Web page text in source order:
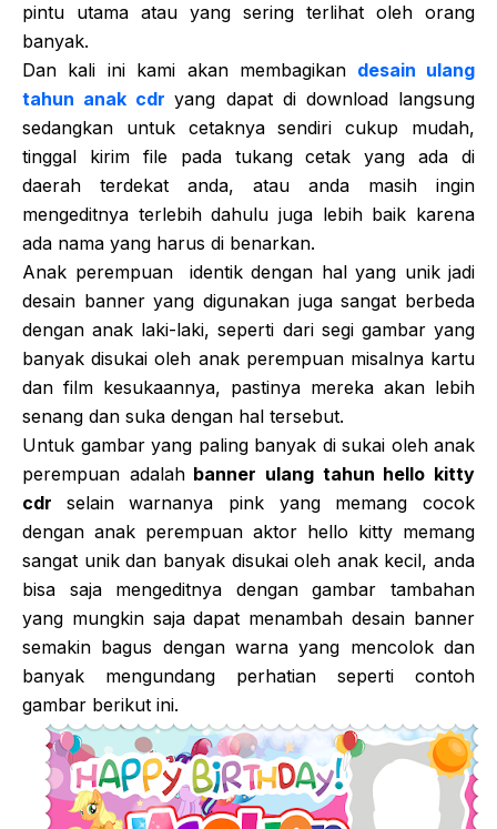
pintu utama atau yang sering terlihat oleh orang
banyak.
Dan kali ini kami akan membagikan desain ulang
tahun anak cdr yang dapat di download langsung
sedangkan untuk cetaknya sendiri cukup mudah,
tinggal kirim file pada tukang cetak yang ada di
daerah terdekat anda, atau anda masih ingin
mengeditnya terlebih dahulu juga lebih baik karena
ada nama yang harus di benarkan.
Anak perempuan identik dengan hal yang unik jadi
desain banner yang digunakan juga sangat berbeda
dengan anak laki-laki, seperti dari segi gambar yang
banyak disukai oleh anak perempuan misalnya kartu
dan film kesukaannya, pastinya mereka akan lebih
senang dan suka dengan hal tersebut.
Untuk gambar yang paling banyak di sukai oleh anak
perempuan adalahbanner ulang tahun hello kitty
cdr selain warnanya pink yang memang cocok
dengan anak perempuan aktor hello kitty memang
sangat unik dan banyak disukai oleh anak kecil, anda
bisa saja mengeditnya dengan gambar tambahan
yang mungkin saja dapat menambah desain banner
semakin bagus dengan warna yang mencolok dan
banyak mengundang perhatian seperti contoh
gambar berikut ini.